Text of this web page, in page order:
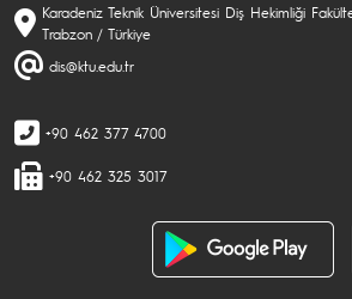
Karadeniz Teknik Üniversitesi Diş Hekimliği
Trabzon / Türkiye
dis@ktu.edu.tr
+90 462 377 4700
+90 462 325 3017